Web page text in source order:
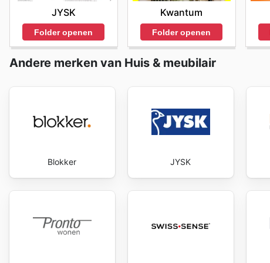
JYSK
Folder openen
Kwantum
Folder openen
Andere merken van Huis & meubilair
Blokker JYSK